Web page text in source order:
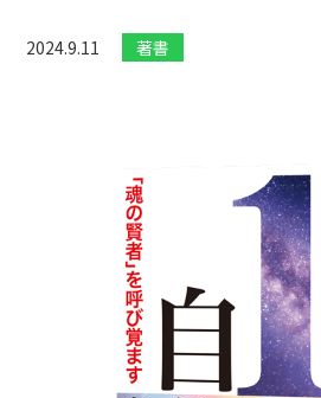
2024.9.11 著書